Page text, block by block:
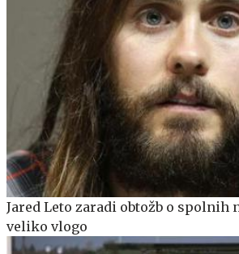
Jared Leto zaradi obtožb o spolnih
veliko vlogo